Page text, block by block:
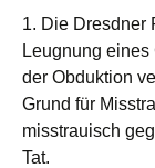
1. Die Dresdner
Leugnung
der Obduktion
Grund für
misstrauisch
Tat.